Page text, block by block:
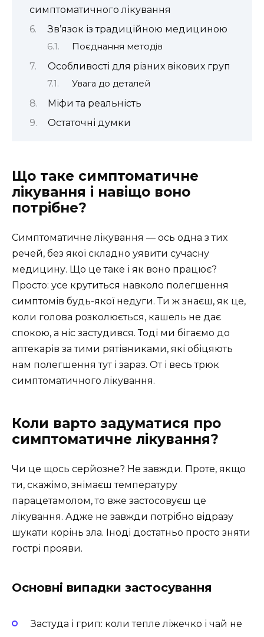
симптоматичного лікування
Зв’язок із традиційною медициною
Поєднання методів
Особливості для різних вікових груп
Увага до деталей
Міфи та реальність
Остаточні думки
Що таке симптоматичне
лікування і навіщо воно
потрібне?
Симптоматичне лікування — ось одна з тих
речей, без якої складно уявити сучасну
медицину. Що це таке і як воно працює?
Просто: усе крутиться навколо полегшення
симптомів будь-якої недуги. Ти ж знаєш, як це,
коли голова розколюється, кашель не дає
спокою, а ніс застудився. Тоді ми бігаємо до
аптекарів за тими рятівниками, які обіцяють
нам полегшення тут і зараз. От і весь трюк
симптоматичного лікування.
Коли варто задуматися про
симптоматичне лікування?
Чи це щось серйозне? Не завжди. Проте, якщо
ти, скажімо, знімаєш температуру
парацетамолом, то вже застосовуєш це
лікування. Адже не завжди потрібно відразу
шукати корінь зла. Іноді достатньо просто зняти
гострі прояви.
Основні випадки застосування
Застуда і грип: коли тепле ліжечко і чай не